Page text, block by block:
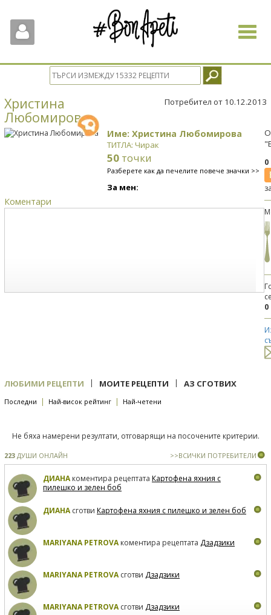
Toggle
Христина
Любомирова
Потребител от 10.12.2013
Име: Христина Любомирова
ТИТЛА: Чирак
50 точки
Разберете как да печелите повече значки >>
За мен:
Коментари
0
ЛЮБИМИ РЕЦЕПТИ | МОИТЕ РЕЦЕПТИ | АЗ СГОТВИХ
Последни | Най-висок рейтинг | Най-четени
Не бяха намерени резултати, отговарящи на посочените критерии.
223 ДУШИ ОНЛАЙН >>ВСИЧКИ ПОТРЕБИТЕЛИ
ДИАНАкоментира рецептата Картофена яхния с
пилешко и зелен боб
ДИАНАсготви Картофена яхния с пилешко и зелен боб
MARIYANA PETROVAкоментира рецептата Дзадзики
MARIYANA PETROVAсготви Дзадзики
MARIYANA PETROVAсготви Дзадзики